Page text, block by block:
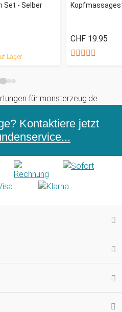
Set - Selber
Lager
CHF 19.95
Kontaktiere jetzt